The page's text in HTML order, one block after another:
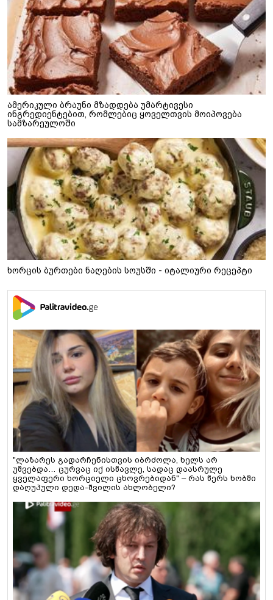
ამერიკული ბრაუნი მზადდება უმარტივესი
ინგრედიენტებით, რომლებიც ყოველთვის მოიპოვება
სამზარეულოში
ხორცის ბურთები ნაღების სოუსში - იტალიური რეცეპტი
"ლაზარეს გადარჩენისთვის იბრძოლა, ხელს არ
უშვებდა… ცურვაც იქ ისწავლე, სადაც დაასრულე
ყველაფერი ხორციელი ცხოვრებიდან" – რას წერს ხობში
დაღუპული დედა-შვილის ახლობელი?